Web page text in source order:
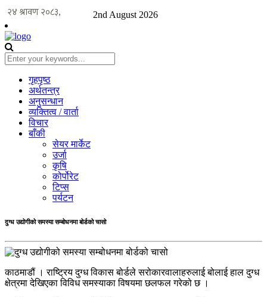
2nd August 2026
गृहपृष्ठ
अर्थतन्त्र
अनुसन्धान
व्यक्तित्व / वार्ता
विचार
बाँकी
सेयर मार्केट
उर्जा
कृषि
कोर्पोरेट
टिप्स
पर्यटन
दुग्ध उद्योगीको समस्या सम्बोधनमा बोर्डको चासो
काठमाडौं । राष्ट्रिय दुग्ध विकास बोर्डले सरोकारवालाहरुलाई बोलाई हाल दुग्ध
क्षेत्रमा देखिएका विविध समस्याका विषयमा छलफल गरेको छ ।